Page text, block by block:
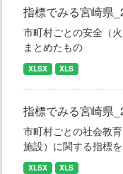
指標でみる宮崎県
市町村ごとの安全（
まとめたもの
XLSX XLS
指標でみる宮崎県
市町村ごとの社会教
施設）に関する指標
XLSX XLS